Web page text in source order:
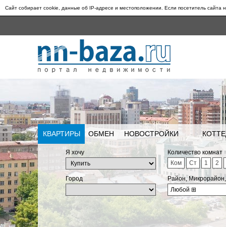
Сайт собирает cookie, данные об IP-адресе и местоположении. Если посетитель сайта
КВАРТИРЫ ОБМЕН НОВОСТРОЙКИ
Я хочу
Количество комнат
Ком
Ст 1 2
Город
Район,
Любой ⊞